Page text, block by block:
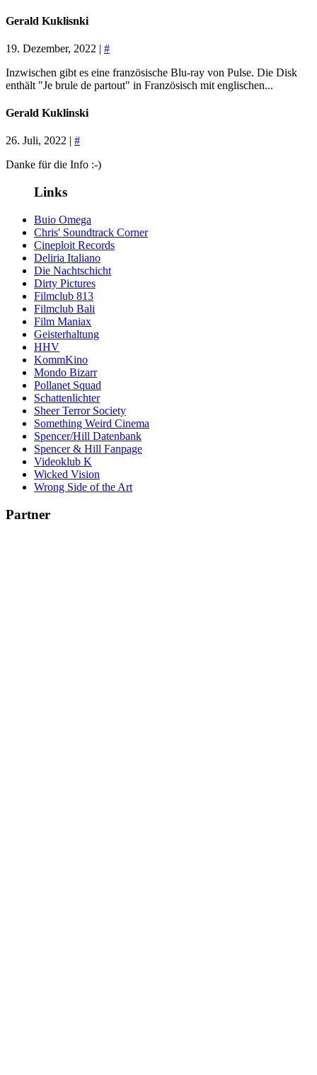
Gerald Kuklisnki
19. Dezember, 2022 | #
Inzwischen gibt es eine französische Blu-ray von Pulse. Die Disk
enthält "Je brule de partout" in Französisch mit englischen...
Gerald Kuklinski
26. Juli, 2022 | #
Danke für die Info :-)
Links
Buio Omega
Chris' Soundtrack Corner
Cineploit Records
Deliria Italiano
Die Nachtschicht
Dirty Pictures
Filmclub 813
Filmclub Bali
Film Maniax
Geisterhaltung
HHV
KommKino
Mondo Bizarr
Pollanet Squad
Schattenlichter
Sheer Terror Society
Something Weird Cinema
Spencer/Hill Datenbank
Spencer & Hill Fanpage
Videoklub K
Wicked Vision
Wrong Side of the Art
Partner